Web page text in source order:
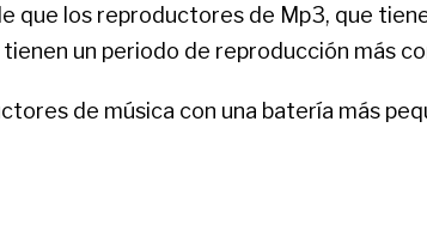
que los reproductores de Mp3, que
un periodo de reproducción más
de música con una batería más